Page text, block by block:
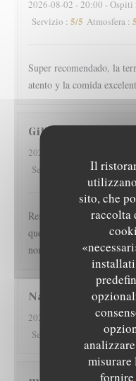
Il
sito, che
raccolta
misurare
2026-08-02 - 20:00 - Ospiti
Servizio : 5/5 Atmosfera : 5
Super recomendado, la
atento y la comida
Gilles
2026-08-01
Servizio
Atmosfera:
Restaurant l épicurien est
que les clients soient
non fumeurs Pas de
Nathan
2026-08-01
- 19:30 - Ospiti
Servizio
Atmosfera: